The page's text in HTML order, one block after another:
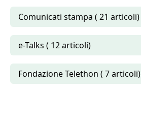
Comunicati stampa ( 21 articoli)
e-Talks ( 12 articoli)
Fondazione Telethon ( 7 articoli)